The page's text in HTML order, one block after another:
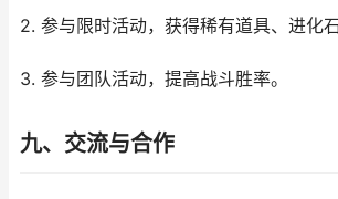
2. 参与限时活动，获得稀有道具、进化石
3. 参与团队活动，提高战斗胜率。
九、交流与合作